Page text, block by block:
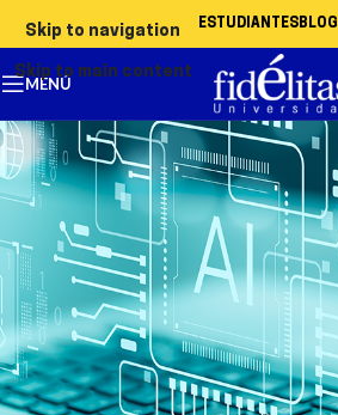
Skip to navigation
Skip to main content
ESTUDIANTESBLOG
MENÚ